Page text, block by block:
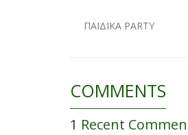
ΠΑΙΔΙΚΑ PARTY
COMMENTS
1 Recent